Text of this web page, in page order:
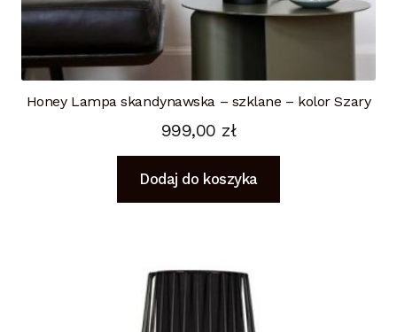
Honey Lampa skandynawska – szklane – kolor Szary
999,00 zł
Dodaj do koszyka